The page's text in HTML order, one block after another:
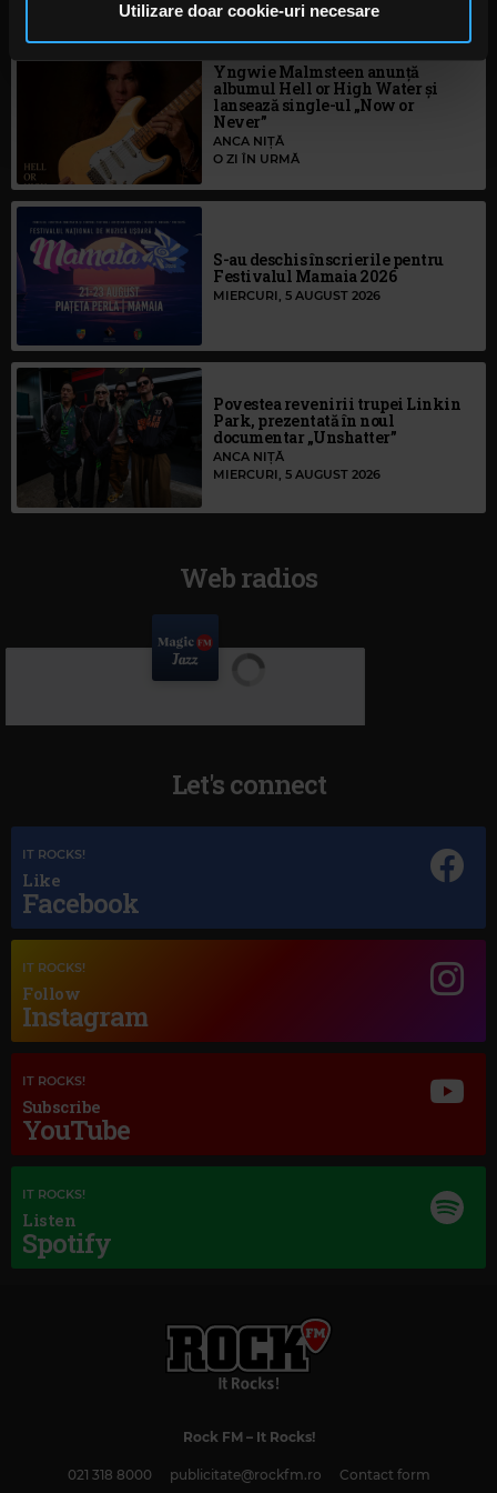
pot combina cu alte informații oferite de dvs. sau culese
continuați să utilizați website-ul nostru, sunteți de acord
cu utilizarea modulelor noastre cookie.
Utilizare doar cookie-uri necesare
Yngwie Malmsteen anunță
albumul Hell or High Water și
lansează single-ul „Now or
Never”
ANCA NIȚĂ
O ZI ÎN URMĂ
S-au deschis înscrierile pentru
Festivalul Mamaia 2026
MIERCURI, 5 AUGUST 2026
Povestea revenirii trupei Linkin
Park, prezentată în noul
documentar „Unshatter”
ANCA NIȚĂ
MIERCURI, 5 AUGUST 2026
Web radios
Magic Jazz
Magic Classic Music
Let's connect
IT ROCKS!
Like
Facebook
IT ROCKS!
Follow
Instagram
IT ROCKS!
Subscribe
YouTube
IT ROCKS!
Listen
Spotify
Rock FM– It Rocks!
021 318 8000 publicitate@rockfm.ro
Contact form